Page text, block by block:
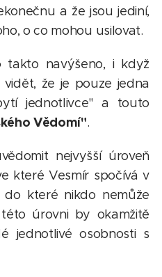
a že jsou jediní,
o co mohou usilovat.
takto navýšeno, i když
že je pouze jedna
jednotlivce" a touto
Vědomí".
nejvyšší úroveň
které Vesmír spočívá v
které nikdo nemůže
úrovni by okamžitě
jednotlivé osobnosti s